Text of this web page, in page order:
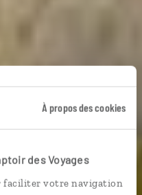
À propos des cookies
des Voyages
faciliter votre navigation
!
Whistler,